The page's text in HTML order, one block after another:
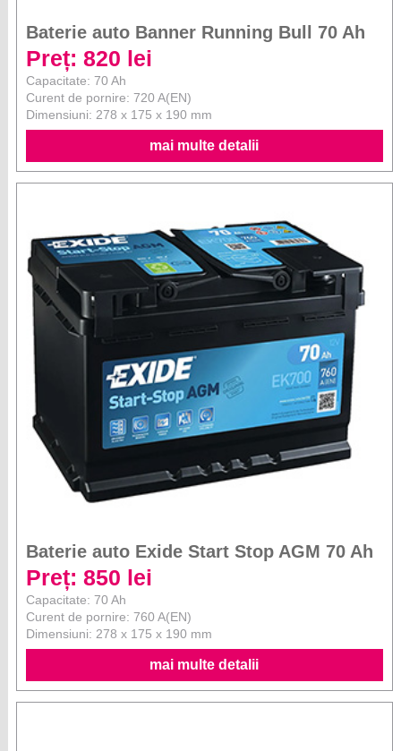
Baterie auto Banner Running Bull 70 Ah
Preț: 820 lei
Capacitate: 70 Ah
Curent de pornire: 720 A(EN)
Dimensiuni: 278 x 175 x 190 mm
mai multe detalii
Baterie auto Exide Start Stop AGM 70 Ah
Preț: 850 lei
Capacitate: 70 Ah
Curent de pornire: 760 A(EN)
Dimensiuni: 278 x 175 x 190 mm
mai multe detalii